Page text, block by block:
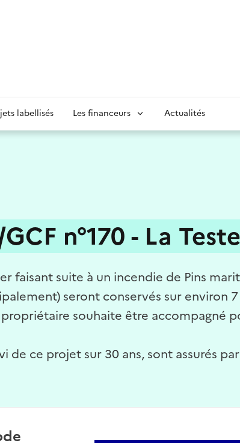
labellisés Les financeurs Actualités
n°170 - La
faisant suite à un incendie de Pins
seront conservés sur environ
souhaite être accompagné
de ce projet sur 30 ans, sont assurés